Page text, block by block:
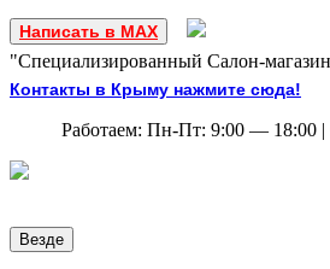
Написать в MAX
"Специализированный Салон-
Контакты в Крыму нажмите сюда!
Работаем: Пн-Пт: 9:00 — 18:00 |
Везде